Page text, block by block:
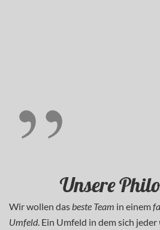
Unsere
Wir wollen dasbeste Team in einem
Umfeld. Ein Umfeld in dem sich jeder